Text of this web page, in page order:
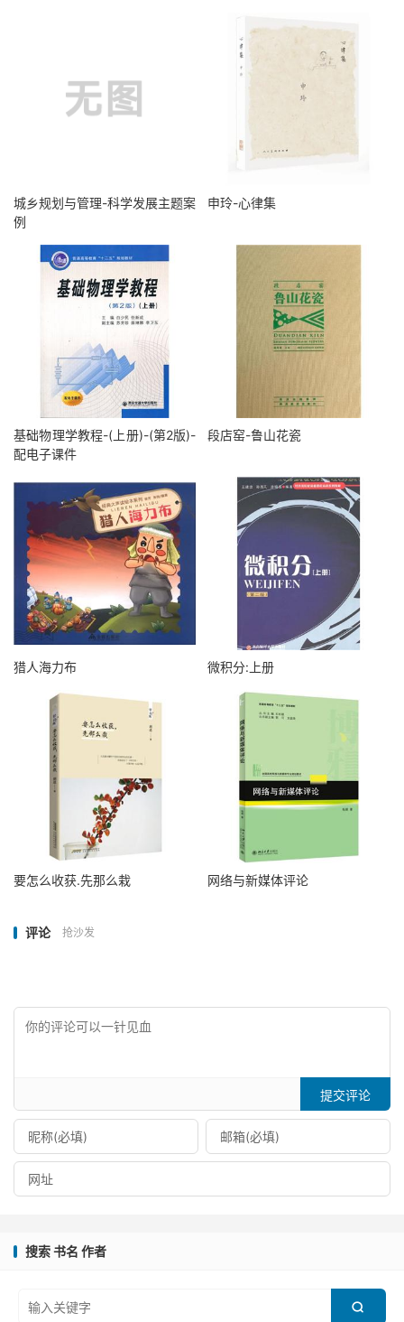
城乡规划与管理-科学发展主题案
例
申玲-心律集
基础物理学教程-(上册)-(第2版)-
配电子课件
段店窑-鲁山花瓷
猎人海力布 微积分:上册
要怎么收获.先那么栽 网络与新媒体评论
评论 抢沙发
提交评论
搜索 书名 作者
